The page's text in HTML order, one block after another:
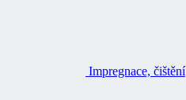
Impregnace, čištění